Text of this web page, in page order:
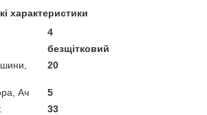
характеристики
4
безщітковий
20
Ач
5
33